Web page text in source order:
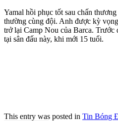
Yamal hồi phục tốt sau chấn
thường cùng đội. Anh được kỳ
trở lại Camp Nou của Barca. Trước
tại sân đấu này, khi mới 15 tuổi.
This entry was posted in Tin Bóng